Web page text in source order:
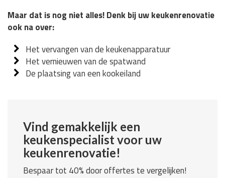
Maar dat is nog niet alles! Denk bij uw keukenrenovatie
ook na over:
Het vervangen van de keukenapparatuur
Het vernieuwen van de spatwand
De plaatsing van een kookeiland
Vind gemakkelijk een
keukenspecialist voor uw
keukenrenovatie!
Bespaar tot 40% door offertes te vergelijken!